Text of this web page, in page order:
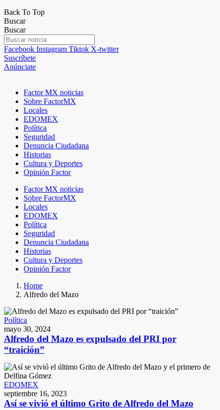
Back To Top
Buscar
Buscar
Facebook Instagram Tiktok X-twitter
Suscríbete
Anúnciate
Factor MX noticias
Sobre FactorMX
Locales
EDOMEX
Política
Seguridad
Denuncia Ciudadana
Historias
Cultura y Deportes
Opinión Factor
Factor MX noticias
Sobre FactorMX
Locales
EDOMEX
Política
Seguridad
Denuncia Ciudadana
Historias
Cultura y Deportes
Opinión Factor
Home
Alfredo del Mazo
Política
mayo 30, 2024
Alfredo del Mazo es expulsado del PRI por
“traición”
EDOMEX
septiembre 16, 2023
Así se vivió el último Grito de Alfredo del Mazo